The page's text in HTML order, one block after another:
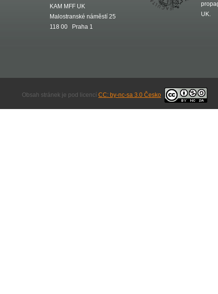
KAM MFF UK
Malostranské náměstí 25
118 00 Praha 1
UK.
Obsah stránek je pod licencí CC: by-nc-sa 3.0 Česko